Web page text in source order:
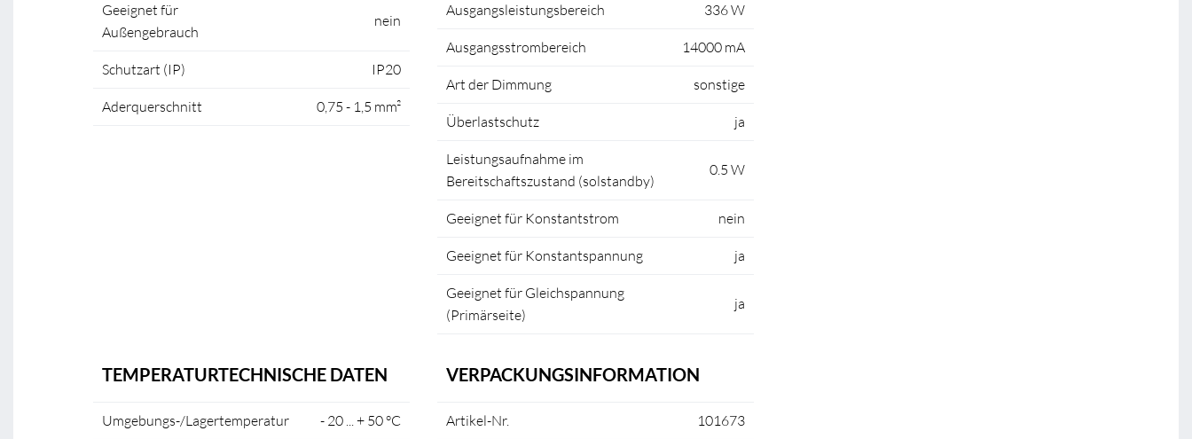
Geeignet für
Außengebrauch
nein
Schutzart (IP) IP20
Aderquerschnitt 0,75 - 1,5 mm²
Ausgangsleistungsbereich 336 W
Ausgangsstrombereich 14000 mA
Art der Dimmung sonstige
Überlastschutz ja
Leistungsaufnahme im
Bereitschaftszustand (solstandby)
0.5 W
Geeignet für Konstantstrom nein
Geeignet für Konstantspannung ja
Geeignet für Gleichspannung
(Primärseite)
ja
TEMPERATURTECHNISCHE DATEN
Umgebungs-/Lagertemperatur - 20 ... + 50 °C
VERPACKUNGSINFORMATION
Artikel-Nr. 101673